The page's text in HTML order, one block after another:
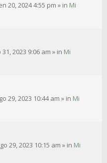
20, 2024 4:55 pm » in Mi
31, 2023 9:06 am » in Mi
29, 2023 10:44 am » in Mi
29, 2023 10:15 am » in Mi